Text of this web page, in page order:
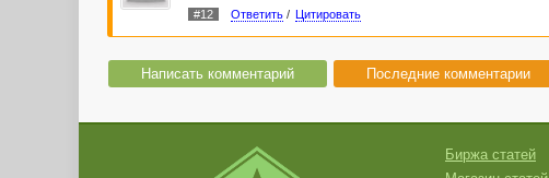
#12 Ответить/ Цитировать
Написать комментарий Последние комментарии
Биржа статей